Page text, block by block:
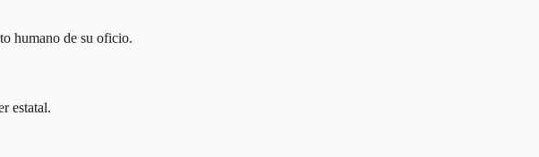
humano de su oficio.
estatal.